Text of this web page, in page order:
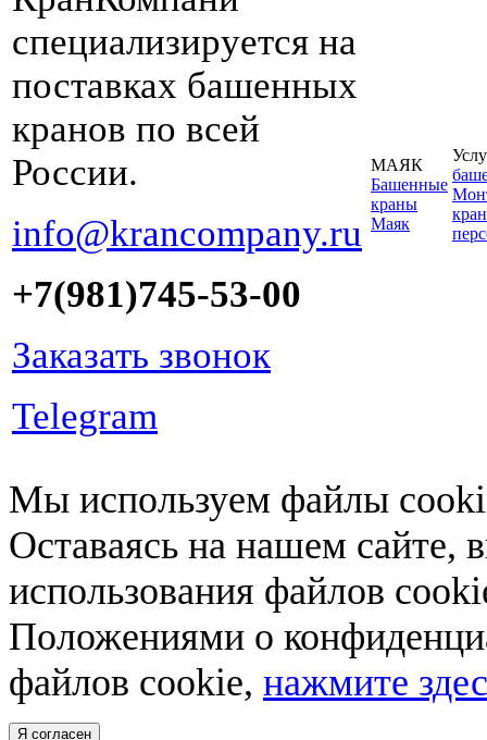
специализируется на
поставках башенных
кранов по всей
России.
info@krancompany.ru
+7(981)745-53-00
Заказать звонок
Telegram
МАЯК
Башенные
краны
Маяк
Мы используем файлы
Оставаясь на нашем сайте,
использования файлов
Положениями о
файлов cookie, нажмите
Я согласен